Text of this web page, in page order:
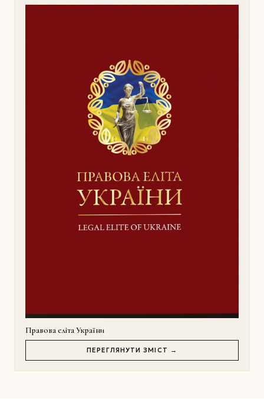
Правова еліта України
ПЕРЕГЛЯНУТИ ЗМІСТ →